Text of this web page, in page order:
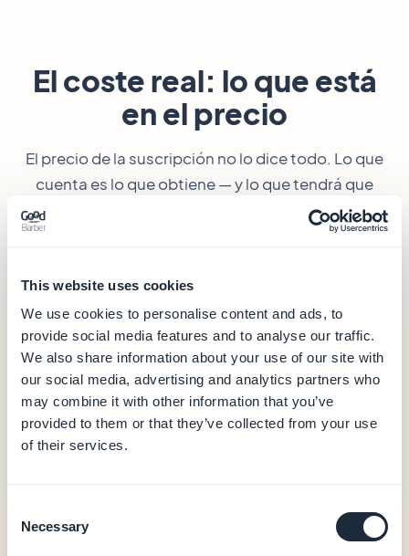
This website uses cookies
We use cookies to personalise content and ads, to
provide social media features and to analyse our traffic.
We also share information about your use of our site with
our social media, advertising and analytics partners who
may combine it with other information that you’ve
provided to them or that they’ve collected from your use
of their services.
Selection
Necessary
El coste real: lo que está
en el precio
El precio de la suscripción no lo dice todo. Lo que
cuenta es lo que obtiene — y lo que tendrá que
desbloquear al subir de tramo.
GoodBarber— desde 30 €/mes
30 €/mes (facturación anual)
Alojamiento y base de datos (datos en Europa)
CMS y back-office editorial
Notificaciones push (10.000/mes)
Analytics integrados
Apps nativas iOS + Android — desde 55 €/mes